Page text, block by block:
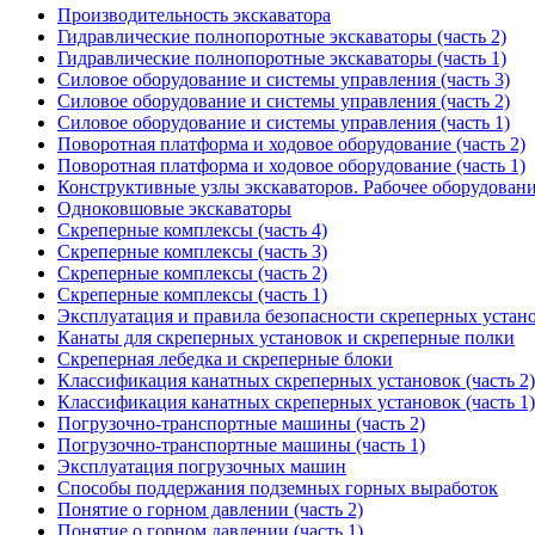
Производительность экскаватора
Гидравлические полнопоротные экскаваторы (часть 2)
Гидравлические полнопоротные экскаваторы (часть 1)
Силовое оборудование и системы управления (часть 3)
Силовое оборудование и системы управления (часть 2)
Силовое оборудование и системы управления (часть 1)
Поворотная платформа и ходовое оборудование (часть 2)
Поворотная платформа и ходовое оборудование (часть 1)
Конструктивные узлы экскаваторов. Рабочее
Одноковшовые экскаваторы
Скреперные комплексы (часть 4)
Скреперные комплексы (часть 3)
Скреперные комплексы (часть 2)
Скреперные комплексы (часть 1)
Эксплуатация и правила безопасности скреперных
Канаты для скреперных установок и скреперные полки
Скреперная лебедка и скреперные блоки
Классификация канатных скреперных установок (часть 2)
Классификация канатных скреперных установок (часть 1)
Погрузочно-транспортные машины (часть 2)
Погрузочно-транспортные машины (часть 1)
Эксплуатация погрузочных машин
Способы поддержания подземных горных выработок
Понятие о горном давлении (часть 2)
Понятие о горном давлении (часть 1)